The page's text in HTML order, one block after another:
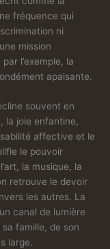
fréquence qui
ni
mission
l’exemple, la
apaisante.
souvent en
la joie enfantine,
affective et le
le pouvoir
la musique, la
retrouve le devoir
les autres. La
canal de lumière
sa famille, de son
large.